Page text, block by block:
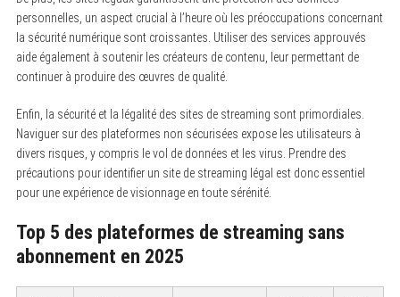
personnelles, un aspect crucial à l’heure où les préoccupations concernant
la sécurité numérique sont croissantes. Utiliser des services approuvés
aide également à soutenir les créateurs de contenu, leur permettant de
continuer à produire des œuvres de qualité.
Enfin, la sécurité et la légalité des sites de streaming sont primordiales.
Naviguer sur des plateformes non sécurisées expose les utilisateurs à
divers risques, y compris le vol de données et les virus. Prendre des
précautions pour identifier un site de streaming légal est donc essentiel
pour une expérience de visionnage en toute sérénité.
Top 5 des plateformes de streaming sans
abonnement en 2025